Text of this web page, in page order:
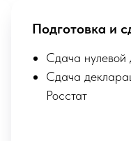
Подготовка и
Сдача нулевой
Сдача
Росстат